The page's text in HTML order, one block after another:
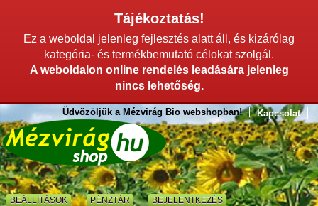
Tájékoztatás!
Ez a weboldal jelenleg fejlesztés alatt áll, és kizárólag
kategória- és termékbemutató célokat szolgál.
A weboldalon online rendelés leadására jelenleg
nincs lehetőség.
Üdvözöljük a Mézvirág Bio webshopban! Kapcsolat
BEÁLLÍTÁSOK PÉNZTÁR BEJELENTKEZÉS